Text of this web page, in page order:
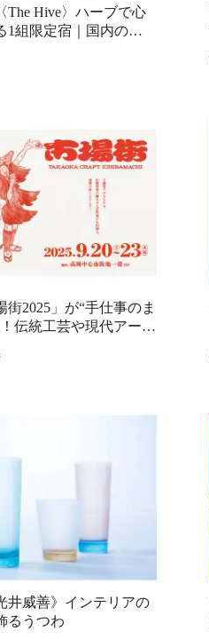
The Hive〉ハーブで心
1組限定宿｜国内のリト
街2025」が“手仕事のま
伝統工芸や現代アート
井威善》インテリアの
るうつわ